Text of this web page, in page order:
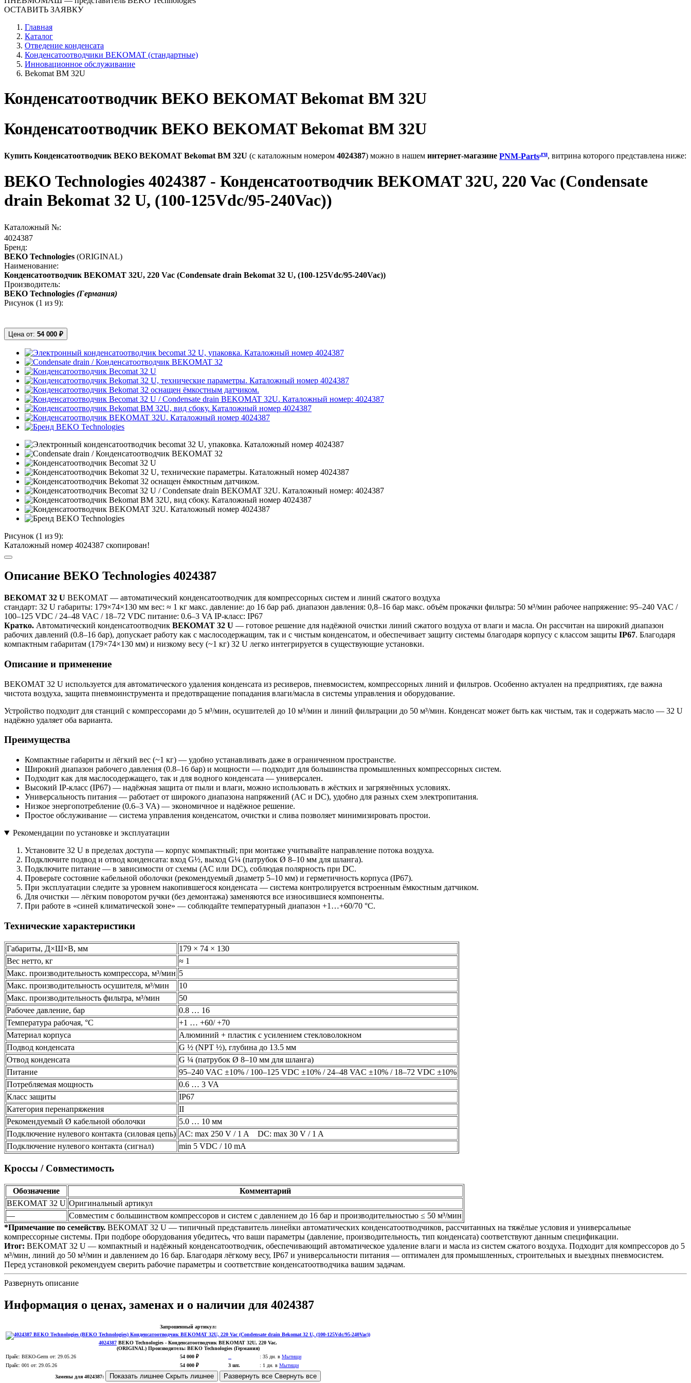
ОСТАВИТЬ ЗАЯВКУ
Главная
Каталог
Отведение конденсата
Конденсатоотводчики BEKOMAT (стандартные)
Инновационное обслуживание
Bekomat BM 32U
Конденсатоотводчик BEKO BEKOMAT Bekomat BM 32U
Конденсатоотводчик BEKO BEKOMAT Bekomat BM 32U
Купить Конденсатоотводчик BEKO BEKOMAT Bekomat BM 32U (с каталожным номером 4024387) можно в нашем интернет-магазине PNM-Parts.ru, витрина которого представлена ниже:
BEKO Technologies 4024387 - Конденсатоотводчик BEKOMAT 32U, 220 Vac (Condensate
drain Bekomat 32 U, (100-125Vdc/95-240Vac))
Каталожный №:
4024387
Бренд:
BEKO Technologies (ORIGINAL)
Наименование:
Конденсатоотводчик BEKOMAT 32U, 220 Vac (Condensate drain Bekomat 32 U, (100-125Vdc/95-240Vac))
Производитель:
BEKO Technologies (Германия)
Рисунок (1 из 9):
Цена от: 54 000 ₽
Рисунок (1 из 9):
Каталожный номер 4024387 скопирован!
Описание BEKO Technologies 4024387
BEKOMAT 32 U BEKOMAT — автоматический конденсатоотводчик для компрессорных систем и линий сжатого воздуха
стандарт: 32 U габариты: 179×74×130 мм вес: ≈ 1 кг макс. давление: до 16 бар раб. диапазон давления: 0,8–16 бар макс. объём прокачки фильтра: 50 м³/мин рабочее напряжение: 95–240 VAC /
100–125 VDC / 24–48 VAC / 18–72 VDC питание: 0.6–3 VA IP-класс: IP67
Кратко. Автоматический конденсатоотводчик BEKOMAT 32 U — готовое решение для надёжной очистки линий сжатого воздуха от влаги и масла. Он рассчитан на широкий диапазон
рабочих давлений (0.8–16 бар), допускает работу как с маслосодержащим, так и с чистым конденсатом, и обеспечивает защиту системы благодаря корпусу с классом защиты IP67. Благодаря
компактным габаритам (179×74×130 мм) и низкому весу (~1 кг) 32 U легко интегрируется в существующие установки.
Описание и применение
BEKOMAT 32 U используется для автоматического удаления конденсата из ресиверов, пневмосистем, компрессорных линий и фильтров. Особенно актуален на предприятиях, где важна
чистота воздуха, защита пневмоинструмента и предотвращение попадания влаги/масла в системы управления и оборудование.
Устройство подходит для станций с компрессорами до 5 м³/мин, осушителей до 10 м³/мин и линий фильтрации до 50 м³/мин. Конденсат может быть как чистым, так и содержать масло — 32 U
надёжно удаляет оба варианта.
Преимущества
Компактные габариты и лёгкий вес (~1 кг) — удобно устанавливать даже в ограниченном пространстве.
Широкий диапазон рабочего давления (0.8–16 бар) и мощности — подходит для большинства промышленных компрессорных систем.
Подходит как для маслосодержащего, так и для водного конденсата — универсален.
Высокий IP-класс (IP67) — надёжная защита от пыли и влаги, можно использовать в жёстких и загрязнённых условиях.
Универсальность питания — работает от широкого диапазона напряжений (AC и DC), удобно для разных схем электропитания.
Низкое энергопотребление (0.6–3 VA) — экономичное и надёжное решение.
Простое обслуживание — система управления конденсатом, очистки и слива позволяет минимизировать простои.
Рекомендации по установке и эксплуатации
Установите 32 U в пределах доступа — корпус компактный; при монтаже учитывайте направление потока воздуха.
Подключите подвод и отвод конденсата: вход G½, выход G¼ (патрубок Ø 8–10 мм для шланга).
Подключите питание — в зависимости от схемы (AC или DC), соблюдая полярность при DC.
Проверьте состояние кабельной оболочки (рекомендуемый диаметр 5–10 мм) и герметичность корпуса (IP67).
При эксплуатации следите за уровнем накопившегося конденсата — система контролируется встроенным ёмкостным датчиком.
Для очистки — лёгким поворотом ручки (без демонтажа) заменяются все износившиеся компоненты.
При работе в «синей климатической зоне» — соблюдайте температурный диапазон +1…+60/70 °C.
Технические характеристики
Габариты, Д×Ш×В, мм
179 × 74 × 130
Вес нетто, кг
≈ 1
Макс. производительность компрессора, м³/мин 5
Макс. производительность осушителя, м³/мин
10
Макс. производительность фильтра, м³/мин
50
Рабочее давление, бар
0.8 … 16
Температура рабочая, °C
+1 … +60/ +70
Материал корпуса
Алюминий + пластик с усилением стекловолокном
Подвод конденсата
G ½ (NPT ½), глубина до 13.5 мм
Отвод конденсата
G ¼ (патрубок Ø 8–10 мм для шланга)
Питание
95–240 VAC ±10% / 100–125 VDC ±10% / 24–48 VAC ±10% / 18–72 VDC ±10%
Потребляемая мощность
0.6 … 3 VA
Класс защиты
IP67
Категория перенапряжения
II
Рекомендуемый Ø кабельной оболочки
5.0 … 10 мм
Подключение нулевого контакта (силовая цепь) AC: max 250 V / 1 A DC: max 30 V / 1 A
Подключение нулевого контакта (сигнал)
min 5 VDC / 10 mA
Кроссы / Совместимость
Обозначение
Комментарий
BEKOMAT 32 U Оригинальный артикул
—
Совместим с большинством компрессоров и систем с давлением до 16 бар и производительностью ≤ 50 м³/мин
*Примечание по семейству. BEKOMAT 32 U — типичный представитель линейки автоматических конденсатоотводчиков, рассчитанных на тяжёлые условия и универсальные
компрессорные системы. При подборе оборудования убедитесь, что ваши параметры (давление, производительность, тип конденсата) соответствуют данным спецификации.
Итог: BEKOMAT 32 U — компактный и надёжный конденсатоотводчик, обеспечивающий автоматическое удаление влаги и масла из систем сжатого воздуха. Подходит для компрессоров до 5
м³/мин, линий до 50 м³/мин и давлением до 16 бар. Благодаря лёгкому весу, IP67 и универсальности питания — оптимален для промышленных, строительных и выездных пневмосистем.
Перед установкой рекомендуем сверить рабочие параметры и соответствие конденсатоотводчика вашим задачам.
Развернуть описание
Информация о ценах, заменах и о наличии для 4024387
Запрошенный артикул:
4024387 BEKO Technologies - Конденсатоотводчик BEKOMAT 32U, 220 Vac.
(ORIGINAL)Производитель: BEKO Technologies (Германия)
Прайс: BEKO-Germ от: 29.05.26 54 000 ₽ : 35 дн. в Мытищи
Прайс: 001 от: 29.05.26 54 000 ₽ 3 шт. : 1 дн. в Мытищи
Замены для 4024387:
Показать лишнее Скрыть лишнее Развернуть все Свернуть все